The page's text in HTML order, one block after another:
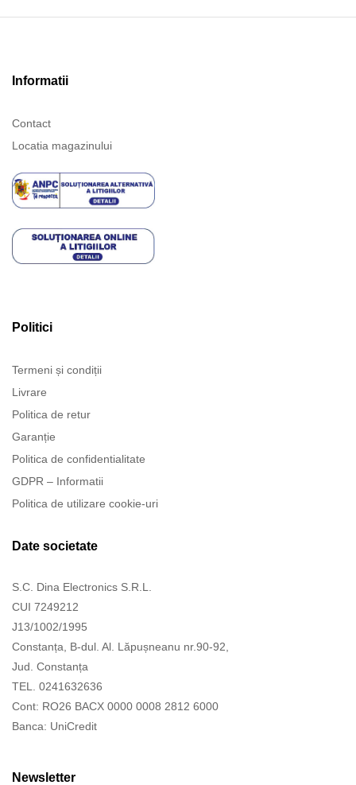
Informatii
Contact
Locatia magazinului
Politici
Termeni și condiții
Livrare
Politica de retur
Garanție
Politica de confidentialitate
GDPR – Informatii
Politica de utilizare cookie-uri
Date societate
S.C. Dina Electronics S.R.L.
CUI 7249212
J13/1002/1995
Constanța, B-dul. Al. Lăpușneanu nr.90-92,
Jud. Constanța
TEL. 0241632636
Cont: RO26 BACX 0000 0008 2812 6000
Banca: UniCredit
Newsletter